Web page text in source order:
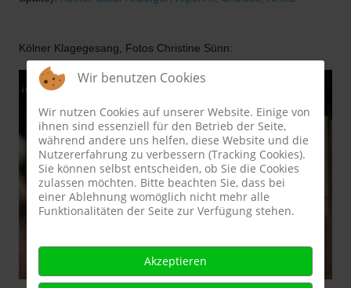
Kölner Klagegesang, Fotos Christine Sünn:
Wir benutzen Cookies
Wir nutzen Cookies auf unserer Website. Einige von
ihnen sind essenziell für den Betrieb der Seite,
während andere uns helfen, diese Website und die
Nutzererfahrung zu verbessern (Tracking Cookies).
Sie können selbst entscheiden, ob Sie die Cookies
zulassen möchten. Bitte beachten Sie, dass bei
einer Ablehnung womöglich nicht mehr alle
Funktionalitäten der Seite zur Verfügung stehen.
Akzeptieren